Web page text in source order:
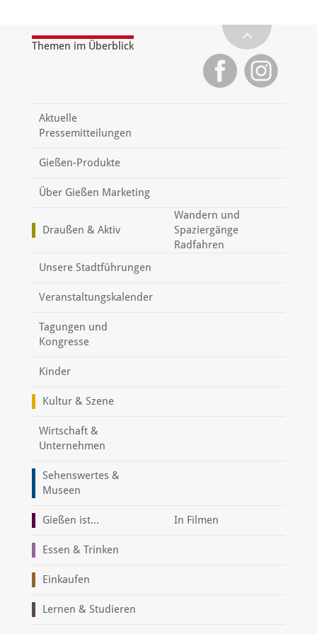
Themen im Überblick
Aktuelle
Pressemitteilungen
Gießen-Produkte
Über Gießen Marketing
Draußen & Aktiv
Wandern und
Spaziergänge
Radfahren
Unsere Stadtführungen
Veranstaltungskalender
Tagungen und
Kongresse
Kinder
Kultur & Szene
Wirtschaft &
Unternehmen
Sehenswertes &
Museen
Gießen ist... In Filmen
Essen & Trinken
Einkaufen
Lernen & Studieren